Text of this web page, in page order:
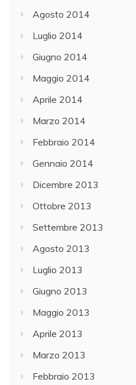
Agosto 2014
Luglio 2014
Giugno 2014
Maggio 2014
Aprile 2014
Marzo 2014
Febbraio 2014
Gennaio 2014
Dicembre 2013
Ottobre 2013
Settembre 2013
Agosto 2013
Luglio 2013
Giugno 2013
Maggio 2013
Aprile 2013
Marzo 2013
Febbraio 2013